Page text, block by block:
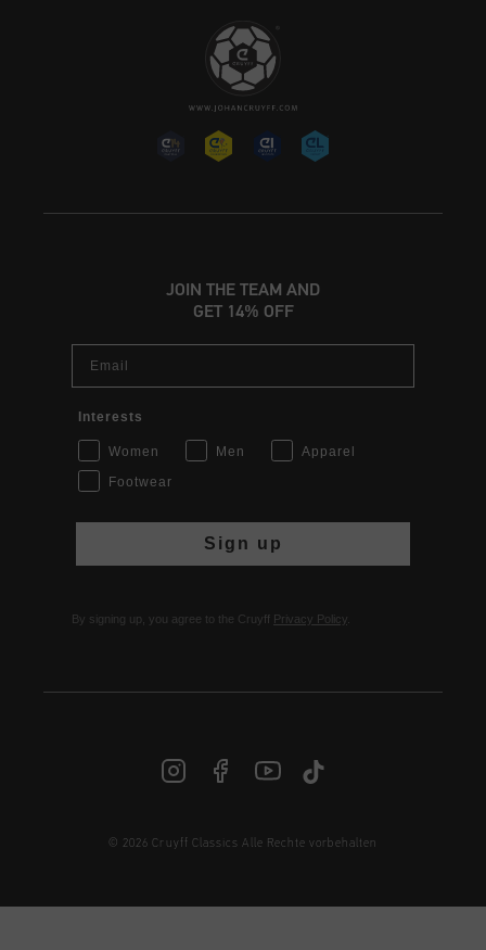
DE | € EUR
JOIN THE TEAM AND
GET 14% OFF
Interests
Women Men
Apparel
Footwear
Sign up
By signing up, you agree to the Cruyff Privacy Policy
© 2026 Cruyff Classics Alle Rechte vorbehalten